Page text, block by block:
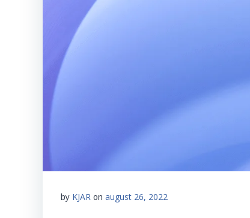
by KJAR on august 26, 2022